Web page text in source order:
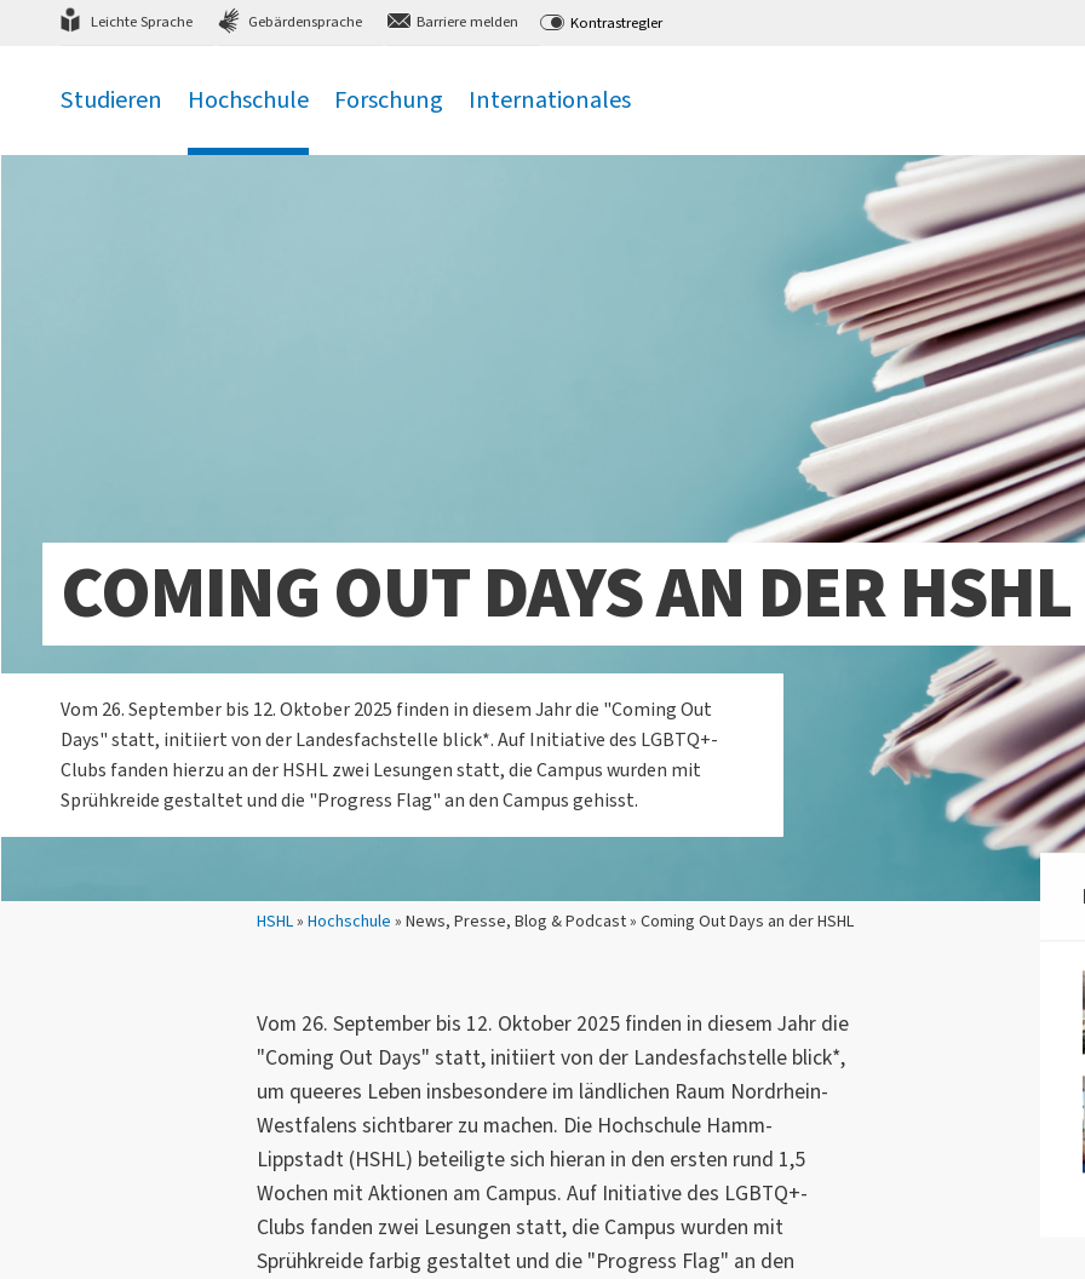
zum Hauptmenü zum Inhalt,
Leichte Sprache Gebärdensprache Barriere melden Kontrastregler
Studieren Hochschule Forschung Internationales
Sie sind hier:
HSHL» Hochschule » News, Presse, Blog & Podcast » Coming Out Days an der HSHL
COMING OUT DAYS AN DER HSHL
Vom 26. September bis 12. Oktober 2025 finden in diesem Jahr die "Coming Out
Days" statt, initiiert von der Landesfachstelle blick*. Auf Initiative des LGBTQ+-
Clubs fanden hierzu an der HSHL zwei Lesungen statt, die Campus wurden mit
Sprühkreide gestaltet und die "Progress Flag" an den Campus gehisst.
Vom 26. September bis 12. Oktober 2025 finden in diesem Jahr die
"Coming Out Days" statt, initiiert von der Landesfachstelle blick*,
um queeres Leben insbesondere im ländlichen Raum Nordrhein-
Westfalens sichtbarer zu machen. Die Hochschule Hamm-
Lippstadt (HSHL) beteiligte sich hieran in den ersten rund 1,5
Wochen mit Aktionen am Campus. Auf Initiative des LGBTQ+-
Clubs fanden zwei Lesungen statt, die Campus wurden mit
Sprühkreide farbig gestaltet und die "Progress Flag" an den